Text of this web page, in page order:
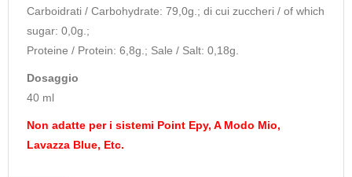
Carboidrati / Carbohydrate: 79,0g.; di cui zuccheri / of which
sugar: 0,0g.;
Proteine / Protein: 6,8g.; Sale / Salt: 0,18g.
Dosaggio
40 ml
Non adatte per i sistemi Point Epy, A Modo Mio,
Lavazza Blue, Etc.